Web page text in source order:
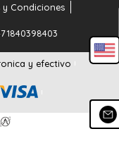
y Condiciones
y efectivo